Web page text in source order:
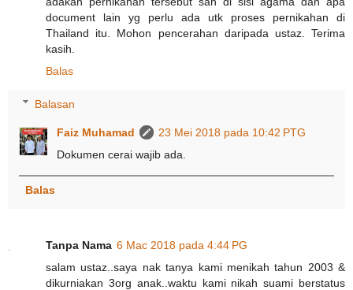
document lain yg perlu ada utk proses pernikahan di
Thailand itu. Mohon pencerahan daripada ustaz. Terima
kasih.
Balas
Balasan
Faiz Muhamad
23 Mei 2018 pada 10:42 PTG
Dokumen cerai wajib ada.
Balas
Tanpa Nama 6 Mac 2018 pada 4:44 PG
salam ustaz..saya nak tanya kami menikah tahun 2003 &
dikurniakan 3org anak..waktu kami nikah suami berstatus